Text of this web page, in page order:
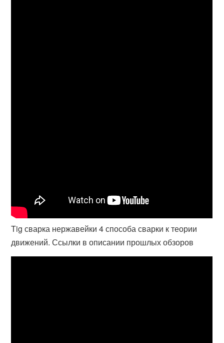
Tig сварка нержавейки 4 способа сварки к теории
движений. Ссылки в описании прошлых обзоров